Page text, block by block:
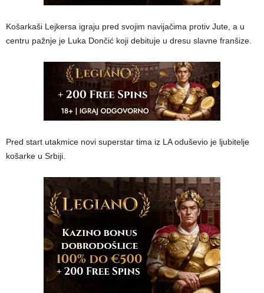
Košarkaši Lejkersa igraju pred svojim navijačima protiv Jute, a u
centru pažnje je Luka Dončić koji debituje u dresu slavne franšize.
Pred start utakmice novi superstar tima iz LA oduševio je ljubitelje
košarke u Srbiji.